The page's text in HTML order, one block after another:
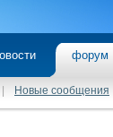
Новые сообщения